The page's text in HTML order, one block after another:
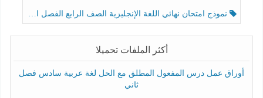
نموذج امتحان نهائي اللغة الإنجليزية الصف الرابع الفصل الثالث
أكثر الملفات تحميلا
أوراق عمل درس المفعول المطلق مع الحل لغة عربية سادس فصل
ثاني